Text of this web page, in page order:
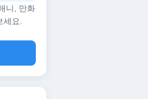
니, 만화
요.